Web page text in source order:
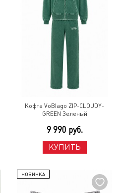
Кофта VoBlago ZIP-CLOUDY-
GREEN Зеленый
9 990 руб.
КУПИТЬ
НОВИНКА